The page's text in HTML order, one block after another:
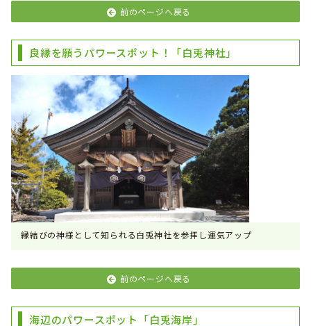
前のページへ戻る
良縁を願うパワースポット！「白兎神社」
縁結びの神様として知られる白兎神社を参拝し運気アップ
前のページへ戻る
海辺のパワースポット「白兎海岸」